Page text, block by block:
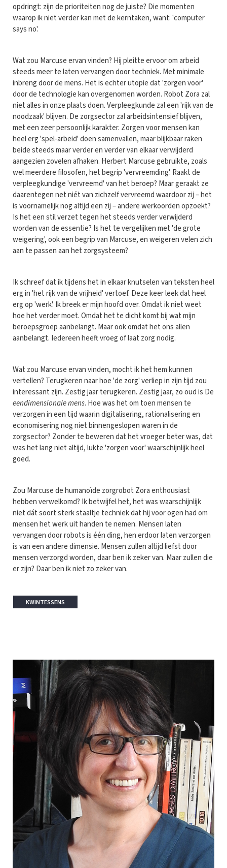
opdringt: zijn de prioriteiten nog de juiste? Die momenten
waarop ik niet verder kan met de kerntaken, want: 'computer
says no'.
Wat zou Marcuse ervan vinden? Hij pleitte ervoor om arbeid
steeds meer te laten vervangen door techniek. Met minimale
inbreng door de mens. Het is echter utopie dat 'zorgen voor'
door de technologie kan overgenomen worden. Robot Zora zal
niet alles in onze plaats doen. Verpleegkunde zal een 'rijk van de
noodzaak' blijven. De zorgsector zal arbeidsintensief blijven,
met een zeer persoonlijk karakter. Zorgen voor mensen kan
heel erg 'spel-arbeid' doen samenvallen, maar blijkbaar raken
beide steeds maar verder en verder van elkaar verwijderd
aangezien zovelen afhaken. Herbert Marcuse gebruikte, zoals
wel meerdere filosofen, het begrip 'vervreemding'. Raakt de
verpleegkundige 'vervreemd' van het beroep? Maar geraakt ze
daarentegen net niét van zichzelf vervreemd waardoor zij – het
is voornamelijk nog altijd een zij – andere werkoorden opzoekt?
Is het een stil verzet tegen het steeds verder verwijderd
worden van de essentie? Is het te vergelijken met 'de grote
weigering', ook een begrip van Marcuse, en weigeren velen zich
aan te passen aan het zorgsysteem?
Ik schreef dat ik tijdens het in elkaar knutselen van teksten heel
erg in 'het rijk van de vrijheid' vertoef. Deze keer leek dat heel
erg op 'werk'. Ik breek er mijn hoofd over. Omdat ik niet weet
hoe het verder moet. Omdat het te dicht komt bij wat mijn
beroepsgroep aanbelangt. Maar ook omdat het ons allen
aanbelangt. Iedereen heeft vroeg of laat zorg nodig.
Wat zou Marcuse ervan vinden, mocht ik het hem kunnen
vertellen? Terugkeren naar hoe 'de zorg' verliep in zijn tijd zou
interessant zijn. Zestig jaar terugkeren. Zestig jaar, zo oud is De
eendimensionale mens. Hoe was het om toen mensen te
verzorgen in een tijd waarin digitalisering, rationalisering en
economisering nog niet binnengeslopen waren in de
zorgsector? Zonder te beweren dat het vroeger beter was, dat
was het lang niet altijd, lukte 'zorgen voor' waarschijnlijk heel
goed.
Zou Marcuse de humanoïde zorgrobot Zora enthousiast
hebben verwelkomd? Ik betwijfel het, het was waarschijnlijk
niet dát soort sterk staaltje techniek dat hij voor ogen had om
mensen het werk uit handen te nemen. Mensen laten
vervangen door robots is één ding, hen erdoor laten verzorgen
is van een andere dimensie. Mensen zullen altijd liefst door
mensen verzorgd worden, daar ben ik zeker van. Maar zullen die
er zijn? Daar ben ik niet zo zeker van.
KWINTESSENS